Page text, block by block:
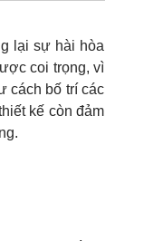
lại sự hài hòa
coi trọng, vì
cách bố trí các
kế còn đảm